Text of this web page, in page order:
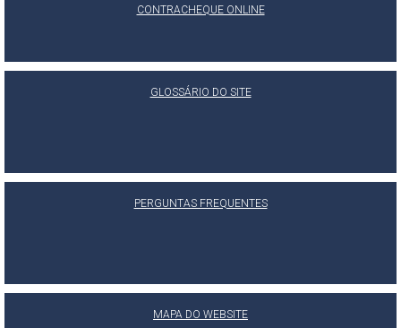
CONTRACHEQUE ONLINE
GLOSSÁRIO DO SITE
PERGUNTAS FREQUENTES
MAPA DO WEBSITE